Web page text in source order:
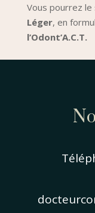
Vous pourrez
Léger, en
l’Odont’A.C.T.